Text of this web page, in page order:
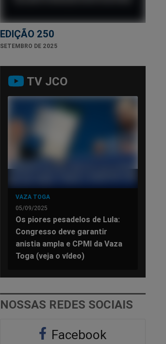
EDIÇÃO 250
SETEMBRO DE 2025
TV JCO
VAZA TOGA
05/09/2025
Os piores pesadelos de Lula:
Congresso deve garantir
anistia ampla e CPMI da Vaza
Toga (veja o vídeo)
NOSSAS REDES SOCIAIS
Facebook